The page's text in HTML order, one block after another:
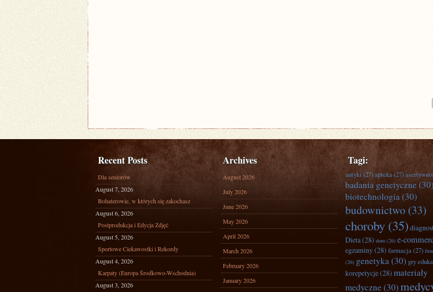
Recent Posts
Dla seniorów
August 7, 2026
Bohaterowie, w których się zakochasz
August 6, 2026
Postprodukcja i Edycja Zdjęć
August 5, 2026
Sportowe Ciekawostki i Rekordy
August 4, 2026
Karpaty (Europa Środkowo-Wschodnia)
August 3, 2026
Archives
August 2026
July 2026
June 2026
May 2026
April 2026
March 2026
February 2026
January 2026
Tagi:
antyki(27)apteka(27)
badania genetyczne(30)
biotechnologia(30)
budownictwo (33)
choroby (35)
Dieta(28) dom (26) e-
egzaminy(28) farmacja(27)
(26) genetyka(30) gry
korepetycje(28) materiały
medyczne (30)